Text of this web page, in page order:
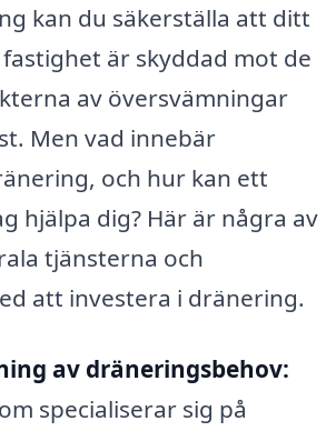
kan du säkerställa att ditt
är skyddad mot de
av översvämningar
Men vad innebär
och hur kan ett
hjälpa dig? Här är några av
tjänsterna och
att investera i dränering.
av dräneringsbehov:
specialiserar sig på